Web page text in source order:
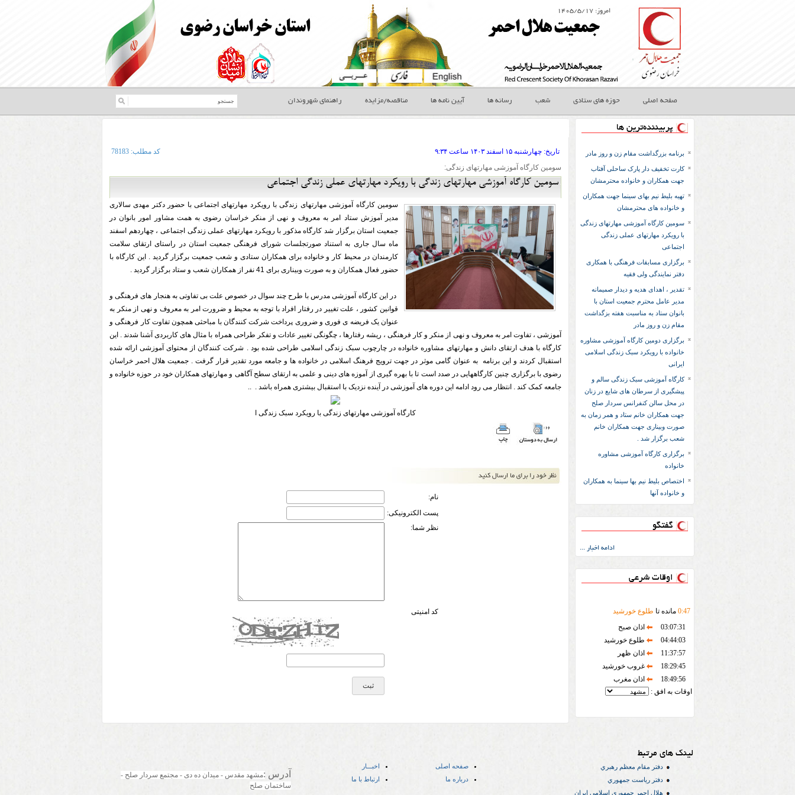
امروز: ۱۴۰۵/۵/۱۷
صفحه اصلی حوزه های ستادی شعب رسانه ها آیین نامه ها مناقصه/مزایده راهنمای شهروندان
پربیننده‌ترین ها
برنامه بزرگداشت مقام زن و روز مادر
کارت تخفیف دار پارک ساحلی آفتاب
جهت همکاران و خانواده محترمشان
تهیه بلیط نیم بهای سینما جهت همکاران
و خانواده های محترمشان
سومین کارگاه آموزشی مهارتهای زندگی
با رویکرد مهارتهای عملی زندگی
اجتماعی
برگزاری مسابقات فرهنگی با همکاری
دفتر نمایندگی ولی فقیه
تقدیر ، اهدای هدیه و دیدار صمیمانه
مدیر عامل محترم جمعیت استان با
بانوان ستاد به مناسبت هفته بزگداشت
مقام زن و روز مادر
برگزاری دومین کارگاه آموزشی مشاوره
خانواده با رویکرد سبک زندگی اسلامی
ایرانی
کارگاه آموزشی سبک زندگی سالم و
پیشگیری از سرطان های شایع در زنان
در محل سالن کنفرانس سردار صلح
جهت همکاران خانم ستاد و همر زمان به
صورت وبیناری جهت همکاران خانم
شعب برگزار شد .
برگزاری کارگاه آموزشی مشاوره
خانواده
اختصاص بلیط نیم بها سینما به همکاران
و خانواده آنها
گفتگو
ادامه اخبار ...
اوقات شرعی
0:47 مانده تا طلوع خورشید
03:07:31
اذان صبح
04:44:03
طلوع خورشید
11:37:57
اذان ظهر
18:29:45
غروب خورشید
18:49:56
اذان مغرب
اوقات به افق :
تاريخ: ۱۴۰۳ چهارشنبه ۱۵ اسفند ساعت ۹:۳۴ کد مطلب: 78183
سومین کارگاه آموزشی مهارتهای زندگی:
سومین کارگاه آموزشی مهارتهای زندگی با رویکرد مهارتهای عملی زندگی اجتماعی
سومین کارگاه آموزشی مهارتهای زندگی با رویکرد مهارتهای اجتماعی با حضور دکتر مهدی سالاری
مدیر آموزش ستاد امر به معروف و نهی از منکر خراسان رضوی به همت مشاور امور بانوان در
جمعیت استان برگزار شد کارگاه مذکور با رویکرد مهارتهای عملی زندگی اجتماعی ، چهاردهم اسفند
ماه سال جاری به استناد صورتجلسات شورای فرهنگی جمعیت استان در راستای ارتقای سلامت
کارمندان در محیط کار و خانواده برای همکاران ستادی و شعب جمعیت برگزار گردید . این کارگاه با
حضور فعال همکاران و به صورت وبیناری برای 41 نفر از همکاران شعب و ستاد برگزار گردید .
در این کارگاه آموزشی مدرس با طرح چند سوال در خصوص علت بی تفاوتی به هنجار های فرهنگی و
قوانین کشور ، علت تغییر در رفتار افراد با توجه به محیط و ضرورت امر به معروف و نهی از منکر به
عنوان یک فریضه ی فوری و ضروری پرداخت شرکت کنندگان با مباحثی همچون تفاوت کار فرهنگی و
آموزشی ، تفاوت امر به معروف و نهی از منکر و کار فرهنگی ، ریشه رفتارها ، چگونگی تغییر عادات و تفکر طراحی همراه با مثال های کاربردی آشنا شدند . این
کارگاه با هدف ارتقای دانش و مهارتهای مشاوره خانواده در چارچوب سبک زندگی اسلامی طراحی شده بود . شرکت کنندگان از محتوای آموزشی ارائه شده
استقبال کردند و این برنامه به عنوان گامی موثر در جهت ترویج فرهنگ اسلامی در خانواده ها و جامعه مورد تقدیر قرار گرفت . جمعیت هلال احمر خراسان
رضوی با برگزاری چنین کارگاههایی در صدد است تا با بهره گیری از آموزه های دینی و علمی به ارتقای سطح آگاهی و مهارتهای همکاران خود در حوزه خانواده و
جامعه کمک کند . انتظار می رود ادامه این دوره های آموزشی در آینده نزدیک با استقبال بیشتری همراه باشد . ..
کارگاه آموزشی مهارتهای زندگی با رویکرد سبک زندگی ا
نام:
پست الکترونیکی:
نظر شما:
کد امنیتی
لینک های مرتبط
دفتر مقام معظم رهبري
دفتر رياست جمهوري
هلال احمر جمهوري اسلامي ايران
صفحه اصلی
اخبـــار
درباره ما
ارتباط با ما آدرس :
ساختمان صلح